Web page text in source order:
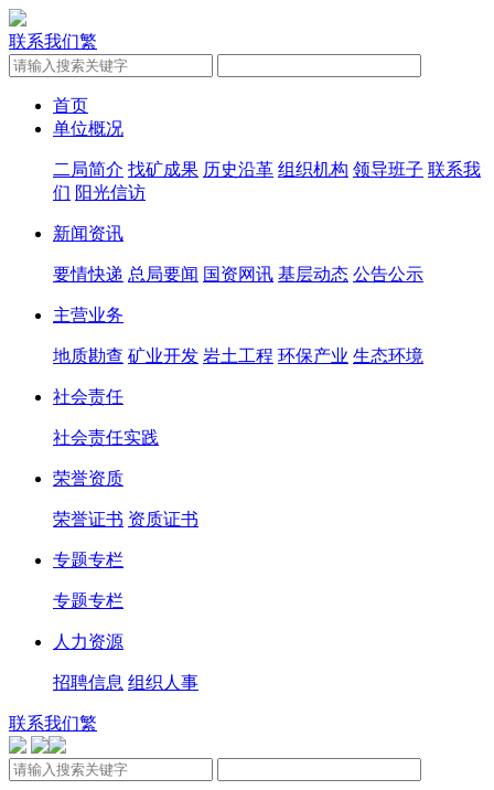
联系我们繁
首页
单位概况
二局简介 找矿成果 历史沿革 组织机构 领导班子 联系我
们 阳光信访
新闻资讯
要情快递 总局要闻 国资网讯 基层动态 公告公示
主营业务
地质勘查 矿业开发 岩土工程 环保产业 生态环境
社会责任
社会责任实践
荣誉资质
荣誉证书 资质证书
专题专栏
专题专栏
人力资源
招聘信息 组织人事
联系我们繁